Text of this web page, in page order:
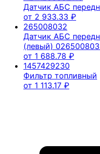
Датчик АБС
от 2 933.33 ₽
265008032
Датчик АБС
(левый)
от 1 688.78 ₽
1457429230
Фильтр топливный
от 1 113.17 ₽